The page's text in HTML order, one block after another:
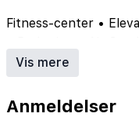
Fitness-center •
Vis mere
Anmeldelser